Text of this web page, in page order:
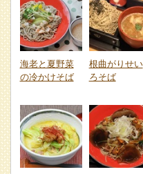
海老と夏野菜
の冷かけそば
根曲がりせい
ろそば